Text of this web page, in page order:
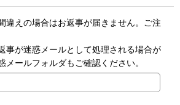
違えの場合はお返事が届きません。ご注
事が迷惑メールとして処理される場合が
メールフォルダもご確認ください。